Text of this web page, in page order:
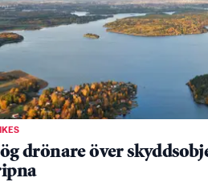
drönare över